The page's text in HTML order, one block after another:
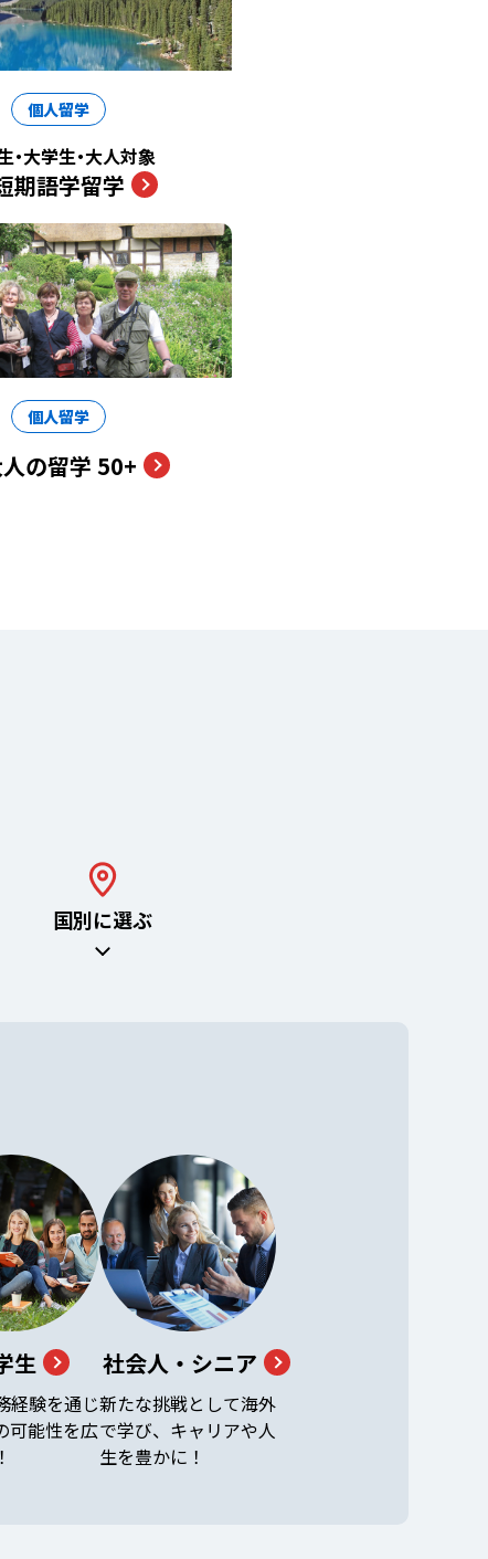
個人留学
・大学生・大人対象
期語学留学
個人留学
の留学 50+
国別に選ぶ
生
経験を通じ
可能性を広
社会人・シニア
新たな挑戦として海外
で学び、キャリアや人
生を豊かに！